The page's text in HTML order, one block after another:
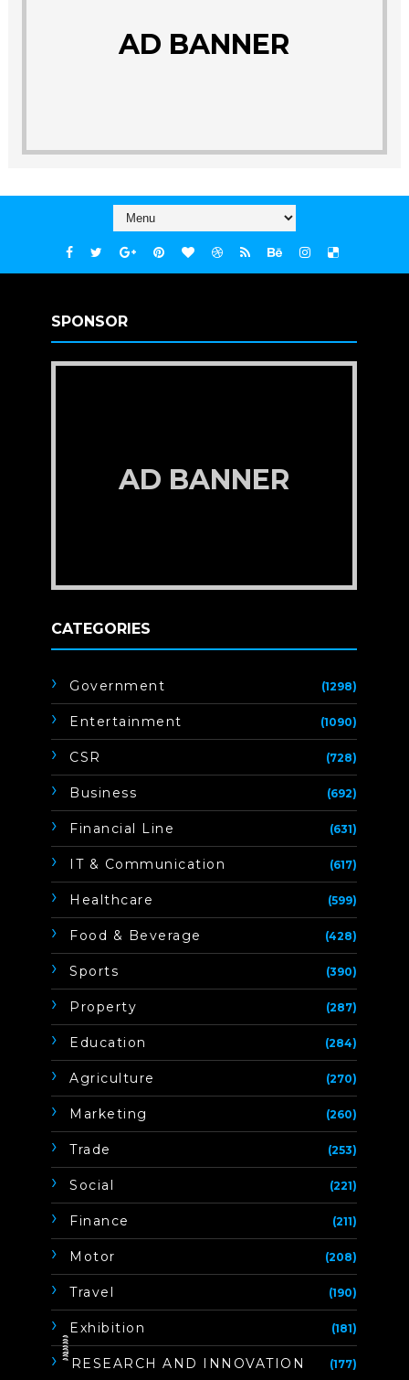
AD BANNER
SPONSOR
AD BANNER
CATEGORIES
Government (1298)
Entertainment (1090)
CSR (728)
Business (692)
Financial Line (631)
IT & Communication (617)
Healthcare (599)
Food & Beverage (428)
Sports (390)
Property (287)
Education (284)
Agriculture (270)
Marketing (260)
Trade (253)
Social (221)
Finance (211)
Motor (208)
Travel (190)
Exhibition (181)
ิิีิิิิิRESEARCH AND INNOVATION (177)